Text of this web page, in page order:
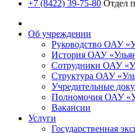
+7 (8422) 39-75-80 Отдел
Об учреждении
Руководство ОАУ
История ОАУ
Сотрудники ОАУ
Структура ОАУ
Учредительные
Полномочия ОАУ
Вакансии
Услуги
Государственная